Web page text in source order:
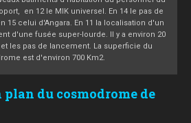
en 12 le MIK universel. En 14 le pas de
15 celui d'Angara. En 11 la localisation d'un
d'une fusée super-lourde. Il y a environ 20
les pas de lancement. La superficie du
est d'environ 700 Km2.
plan du cosmodrome de